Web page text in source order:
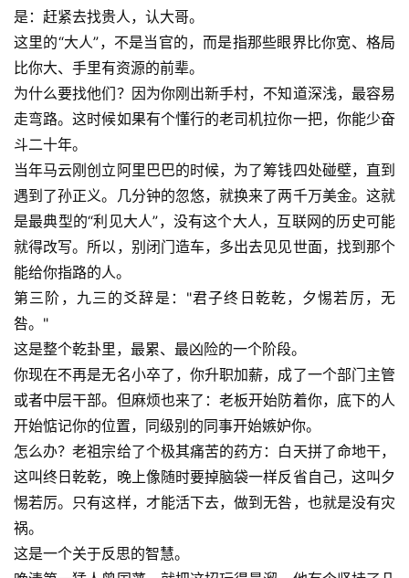
是：赶紧去找贵人，认大哥。
这里的“大人”，不是当官的，而是指那些眼界比你宽、格局
比你大、手里有资源的前辈。
为什么要找他们？因为你刚出新手村，不知道深浅，最容易
走弯路。这时候如果有个懂行的老司机拉你一把，你能少奋
斗二十年。
当年马云刚创立阿里巴巴的时候，为了筹钱四处碰壁，直到
遇到了孙正义。几分钟的忽悠，就换来了两千万美金。这就
是最典型的“利见大人”，没有这个大人，互联网的历史可能
就得改写。所以，别闭门造车，多出去见见世面，找到那个
能给你指路的人。
第三阶，九三的爻辞是："君子终日乾乾，夕惕若厉，无
咎。"
这是整个乾卦里，最累、最凶险的一个阶段。
你现在不再是无名小卒了，你升职加薪，成了一个部门主管
或者中层干部。但麻烦也来了：老板开始防着你，底下的人
开始惦记你的位置，同级别的同事开始嫉妒你。
怎么办？老祖宗给了个极其痛苦的药方：白天拼了命地干，
这叫终日乾乾，晚上像随时要掉脑袋一样反省自己，这叫夕
惕若厉。只有这样，才能活下去，做到无咎，也就是没有灾
祸。
这是一个关于反思的智慧。